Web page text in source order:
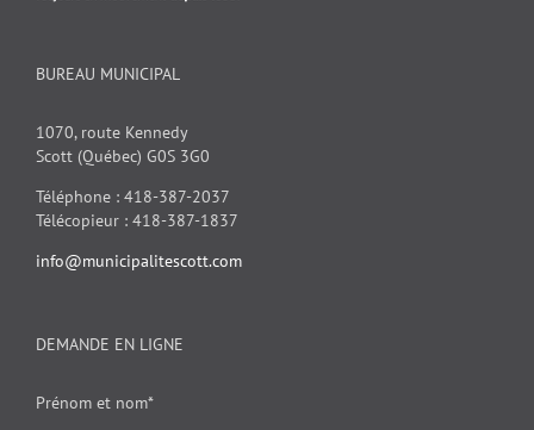
BUREAU MUNICIPAL
1070, route Kennedy
Scott (Québec) G0S 3G0
Téléphone : 418-387-2037
Télécopieur : 418-387-1837
info@municipalitescott.com
DEMANDE EN LIGNE
Prénom et nom*